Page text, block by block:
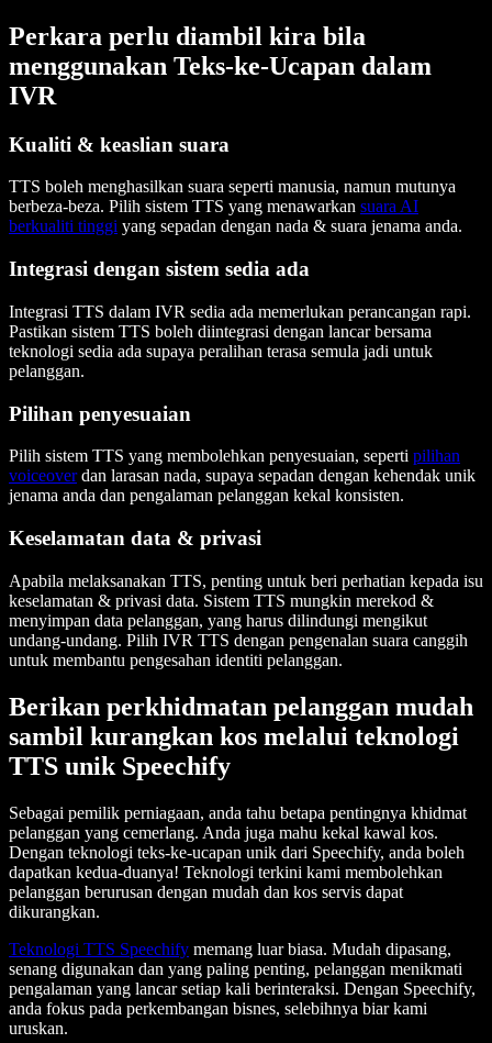
Perkara perlu diambil kira bila
menggunakan Teks-ke-Ucapan dalam
IVR
Kualiti & keaslian suara
TTS boleh menghasilkan suara seperti manusia, namun mutunya
berbeza-beza. Pilih sistem TTS yang menawarkan suara AI
berkualiti tinggi yang sepadan dengan nada & suara jenama anda.
Integrasi dengan sistem sedia ada
Integrasi TTS dalam IVR sedia ada memerlukan perancangan rapi.
Pastikan sistem TTS boleh diintegrasi dengan lancar bersama
teknologi sedia ada supaya peralihan terasa semula jadi untuk
pelanggan.
Pilihan penyesuaian
Pilih sistem TTS yang membolehkan penyesuaian, seperti pilihan
voiceoverdan larasan nada, supaya sepadan dengan kehendak unik
jenama anda dan pengalaman pelanggan kekal konsisten.
Keselamatan data & privasi
Apabila melaksanakan TTS, penting untuk beri perhatian kepada isu
keselamatan & privasi data. Sistem TTS mungkin merekod &
menyimpan data pelanggan, yang harus dilindungi mengikut
undang-undang. Pilih IVR TTS dengan pengenalan suara canggih
untuk membantu pengesahan identiti pelanggan.
Berikan perkhidmatan pelanggan mudah
sambil kurangkan kos melalui teknologi
TTS unik Speechify
Sebagai pemilik perniagaan, anda tahu betapa pentingnya khidmat
pelanggan yang cemerlang. Anda juga mahu kekal kawal kos.
Dengan teknologi teks-ke-ucapan unik dari Speechify, anda boleh
dapatkan kedua-duanya! Teknologi terkini kami membolehkan
pelanggan berurusan dengan mudah dan kos servis dapat
dikurangkan.
Teknologi TTS Speechify memang luar biasa. Mudah dipasang,
senang digunakan dan yang paling penting, pelanggan menikmati
pengalaman yang lancar setiap kali berinteraksi. Dengan Speechify,
anda fokus pada perkembangan bisnes, selebihnya biar kami
uruskan.